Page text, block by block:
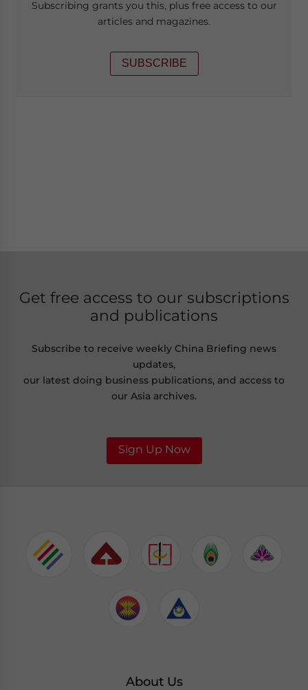
Subscribing grants you this, plus free access to our
articles and magazines.
SUBSCRIBE
Get free access to our subscriptions
and publications
Subscribe to receive weekly China Briefing news
updates,
our latest doing business publications, and access to
our Asia archives.
Sign Up Now
About Us